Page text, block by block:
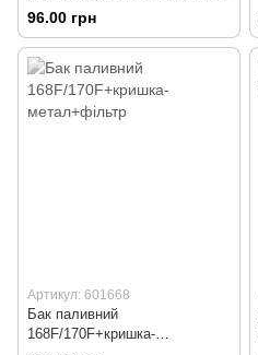
F/190F, пластик, різьблення
(різні кольори)
96.00 грн
Артикул: 601668
Бак паливний
168F/170F+кришка-